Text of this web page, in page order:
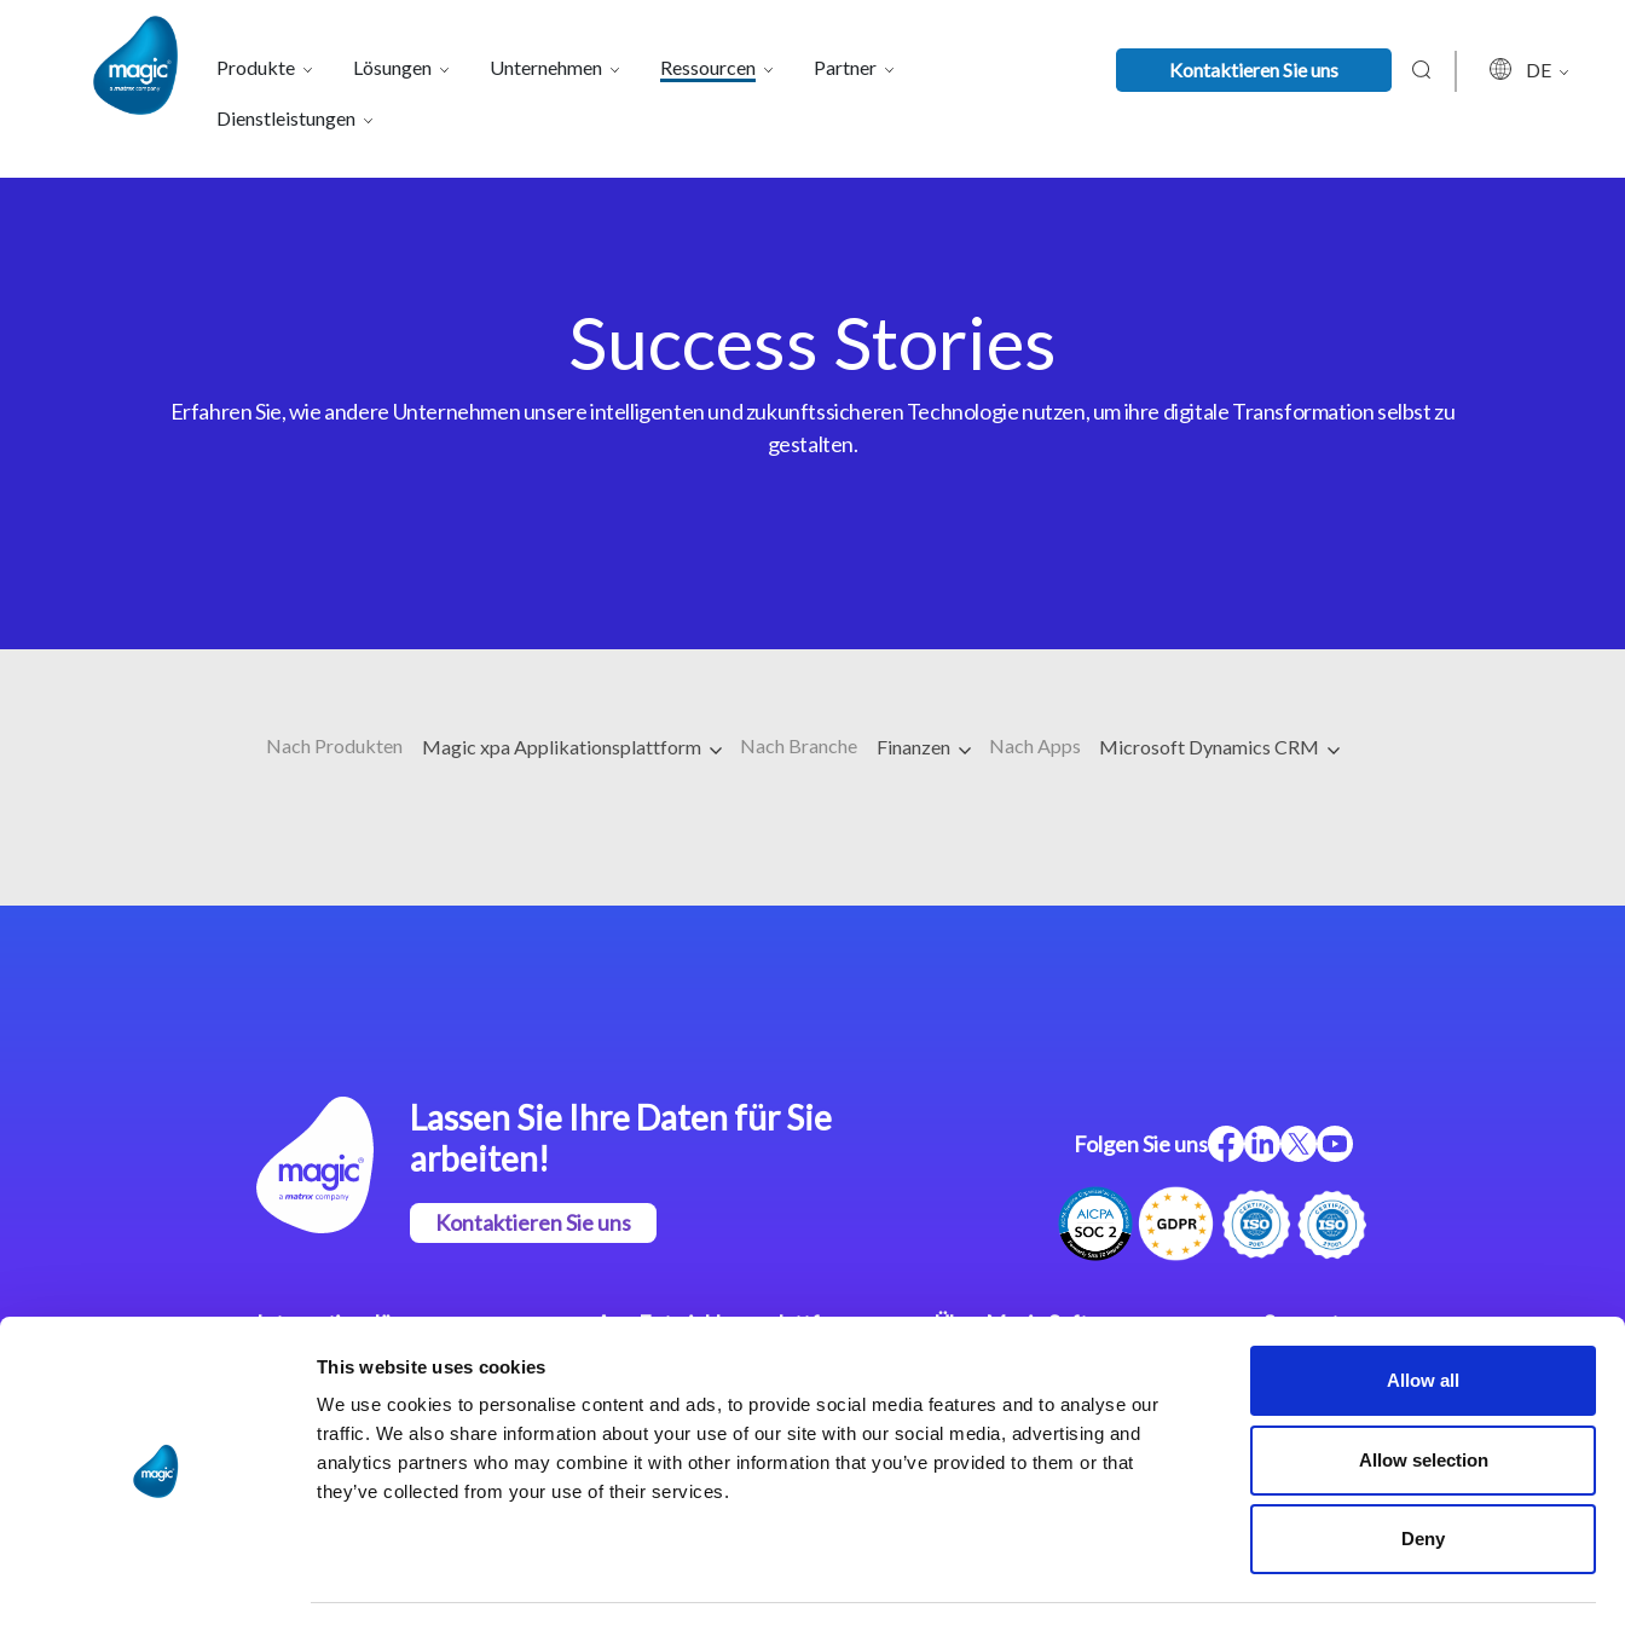
This website uses cookies
We use cookies to personalise content and ads, to provide social media features and to analyse our
traffic. We also share information about your use of our site with our social media, advertising and
analytics partners who may combine it with other information that you’ve provided to them or that
they’ve collected from your use of their services.
Allow all
Allow selection
Deny
Produkte Lösungen Unternehmen Ressourcen Partner
Dienstleistungen
Kontaktieren Sie uns DE
Success Stories
Erfahren Sie, wie andere Unternehmen unsere intelligenten und zukunftssicheren Technologie nutzen, um ihre digitale Transformation selbst zu
gestalten.
Nach Produkten Magic xpa Applikationsplattform Nach Branche Finanzen Nach Apps Microsoft Dynamics CRM
Lassen Sie Ihre Daten für Sie
arbeiten!
Kontaktieren Sie uns
Folgen Sie uns
Integrationslösungen
Magic xpi
Integrationsplattform
App Entwicklungsplattform
Plattform
Magic xpa Web Application
Framework
Über Magic Software
Karriere
Datenschutzerklärung
Weltweite Niederlassungen
Support
Impressum